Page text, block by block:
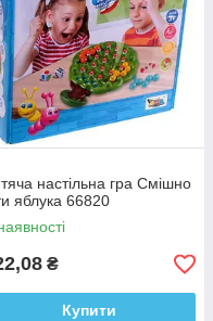
настільна гра Смішно
яблука 66820
₴
Купити